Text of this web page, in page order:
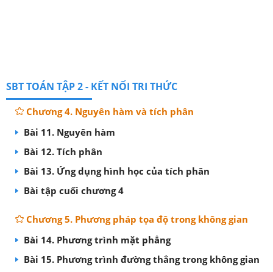
SBT TOÁN TẬP 2 - KẾT NỐI TRI THỨC
Chương 4. Nguyên hàm và tích phân
Bài 11. Nguyên hàm
Bài 12. Tích phân
Bài 13. Ứng dụng hình học của tích phân
Bài tập cuối chương 4
Chương 5. Phương pháp tọa độ trong không gian
Bài 14. Phương trình mặt phẳng
Bài 15. Phương trình đường thẳng trong không gian